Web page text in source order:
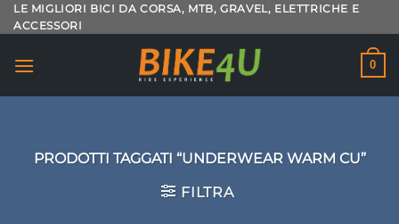
Salta
ai
LE MIGLIORI BICI DA CORSA, MTB, GRAVEL, ELETTRICHE E
ACCESSORI
0
PRODOTTI TAGGATI “UNDERWEAR WARM CU”
FILTRA